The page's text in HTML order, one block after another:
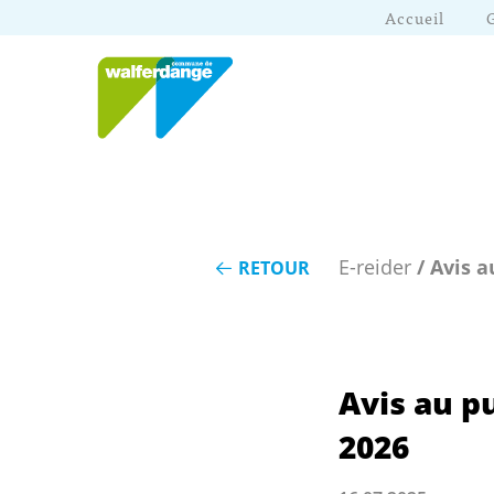
Accueil
RETOUR E-reider / Avis
Avis au
2026